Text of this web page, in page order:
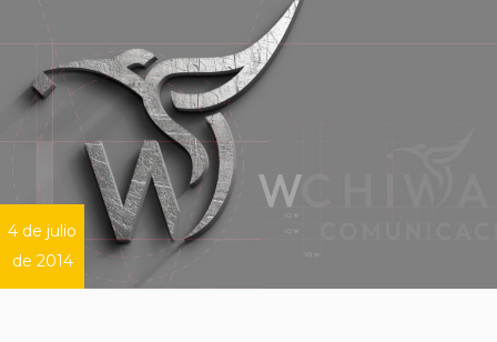
4 de julio
de 2014